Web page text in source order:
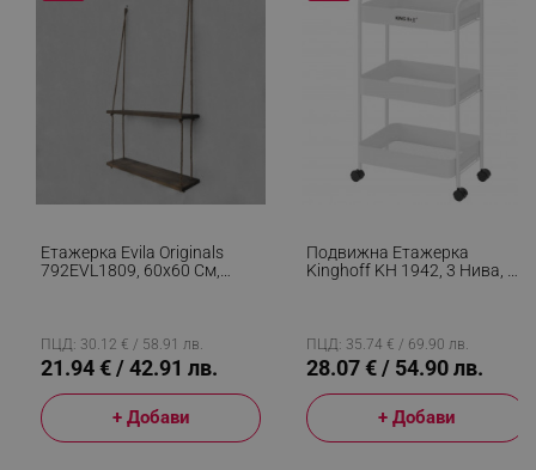
Етажерка Evila Originals
792EVL1809, 60х60 См,
ПЦД: 30.12 € / 58.91 лв.
21.94 € / 42.91 лв.
+ Добави
Подвижна Етажерка
Kinghoff KH 1942, 3 Нива, 4
ПЦД: 35.74 € / 69.90 лв.
28.07 € / 54.90 лв.
+ Добави